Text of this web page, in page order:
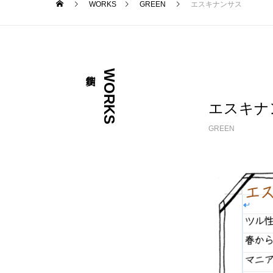
WORKS GREEN エスキナンサス
WORKS エスキ
GREEN